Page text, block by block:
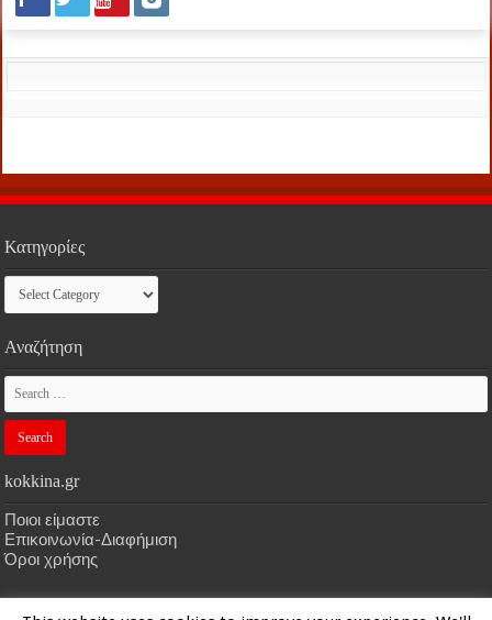
Κατηγορίες
Κατηγορίες
Αναζήτηση
kokkina.gr
Ποιοι είμαστε
Επικοινωνία-Διαφήμιση
Όροι χρήσης